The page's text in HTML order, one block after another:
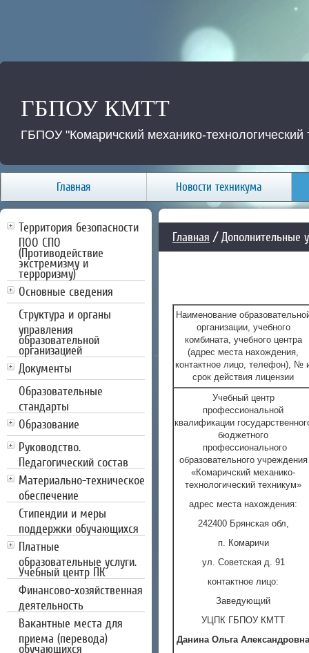
ГБПОУ КМТТ
ГБПОУ "Комаричский механико-технологический
Главная Новости техникума
Территория безопасности
ПОО СПО
(Противодействие
экстремизму и
терроризму)
Основные сведения
Структура и органы
управления
образовательной
организацией
Документы
Образовательные
стандарты
Образование
Руководство.
Педагогический состав
Материально-техническое
обеспечение
Стипендии и меры
поддержки обучающихся
Платные
образовательные услуги.
Учебный центр ПК
Финансово-хозяйственная
деятельность
Вакантные места для
приема (перевода)
обучающихся
Главная / Дополнительные
Наименование
организации, учебного
комбината, учебного центра
(адрес места нахождения,
контактное лицо, телефон), №
срок действия лицензии
Учебный центр
профессиональной
квалификации
бюджетного
профессионального
образовательного учреждения
«Комаричский механико-
технологический техникум»
адрес места нахождения:
242400 Брянская обл,
п. Комаричи
ул. Советская д. 91
контактное лицо:
Заведующий
УЦПК ГБПОУ КМТТ
Данина Ольга Александровна